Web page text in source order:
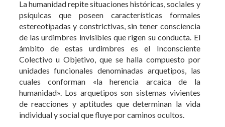
ámbito de estas urdimbres es el Inconsciente
Colectivo u Objetivo, que se halla compuesto por
unidades funcionales denominadas arquetipos, las
cuales conforman «la herencia arcaica de la
humanidad». Los arquetipos son sistemas vivientes
de reacciones y aptitudes que determinan la vida
individual y social que fluye por caminos ocultos.
Estas fuerzas autóctonas y originarias, que Jung
llamó arquetipos, son los patrones fundamentales de
la formación de símbolos, que se repiten a través de
los contenidos de las mitologías de todos los pueblos